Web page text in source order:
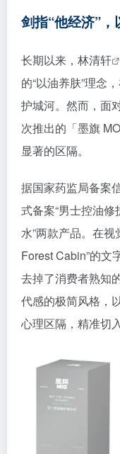
剑指“他经济”
长期以来， 林清轩
的“以油养肤”理念
护城河。然而，面
次推出的「墨旗
显著的区隔。
据国家药监局备案
式备案“男士控油修
水”两款产品。在视
Forest Cabin”的文
去掉了消费者熟知
代感的极简风格，
心理区隔，精准切